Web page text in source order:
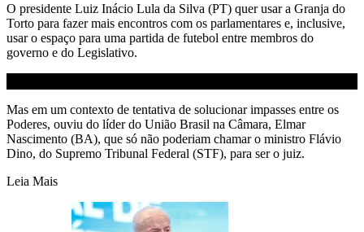
O presidente Luiz Inácio Lula da Silva (PT) quer usar a Granja do
Torto para fazer mais encontros com os parlamentares e, inclusive,
usar o espaço para uma partida de futebol entre membros do
governo e do Legislativo.
Mas em um contexto de tentativa de solucionar impasses entre os
Poderes, ouviu do líder do União Brasil na Câmara, Elmar
Nascimento (BA), que só não poderiam chamar o ministro Flávio
Dino, do Supremo Tribunal Federal (STF), para ser o juiz.
Leia Mais